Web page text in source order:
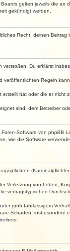
gelten jeweils die an
gekündigt werden.
Recht, deinen Beitrag
Du erklärst
Regeln
hat oder die er
sind, dem Betreiber
Foren-Software von phpBB
wie die Software
Verletzung von Leben,
vertragstypischen
grob fahrlässigem
Schäden, insbesondere